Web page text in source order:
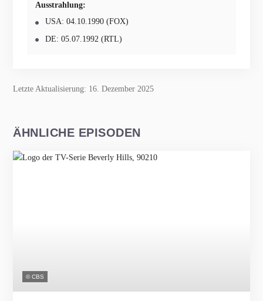
Ausstrahlung:
USA: 04.10.1990 (FOX)
DE: 05.07.1992 (RTL)
Letzte Aktualisierung: 16. Dezember 2025
ÄHNLICHE EPISODEN
© CBS